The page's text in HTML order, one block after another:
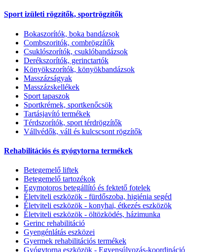
Sport izületi rögzítők, sportrögzítők
Bokaszorítók, boka bandázsok
Combszoritók, combrögzítők
Csuklószorítók, csuklóbandázsok
Derékszorítók, gerinctartók
Könyökszorítók, könyökbandázsok
Masszázságyak
Masszázskellékek
Sport tapaszok
Sportkrémek, sportkenőcsök
Tartásjavító termékek
Térdszorítók, sport térdrögzítők
Vállvédők, váll és kulcscsont rögzítők
Rehabilitációs és gyógytorna termékek
Betegemelő liftek
Betegemelő tartozékok
Egymotoros betegállító és fektető fotelek
Életviteli eszközök - fürdőszoba, higiénia segéd
Életviteli eszközök - konyhai, étkezés eszközök
Életviteli eszközök - öltözködés, házimunka
Gerinc rehabilitáció
Gyengénlátás eszközei
Gyermek rehabilitációs termékek
Gyógytorna eszközök - Egyensúlyozás-koordináció